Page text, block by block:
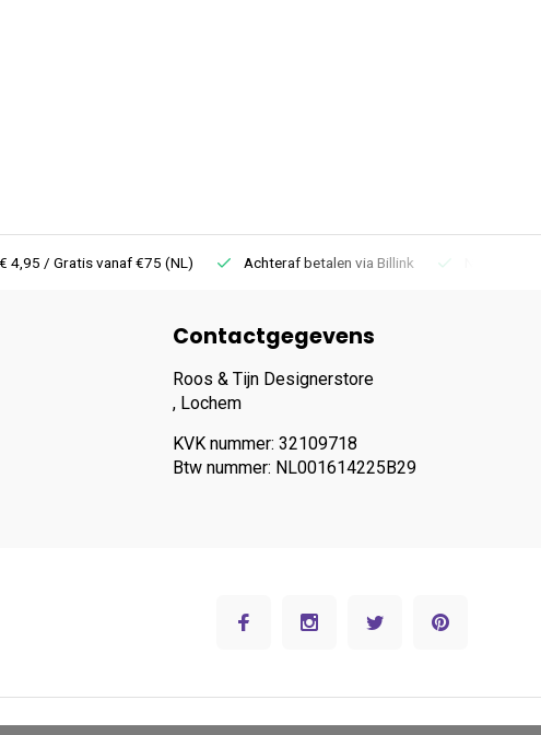
4,95 / Gratis vanaf €75 (NL) Achteraf betalen via Billink
Contactgegevens
Roos & Tijn Designerstore
, Lochem
KVK nummer: 32109718
Btw nummer: NL001614225B29